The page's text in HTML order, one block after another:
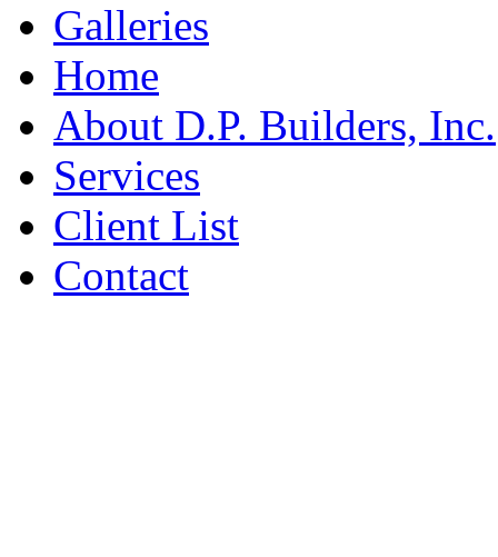
Galleries
Home
About D.P. Builders, Inc.
Services
Client List
Contact